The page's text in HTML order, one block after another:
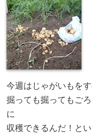
今週はじゃがいもを
掘っても掘ってもご
に
収穫できるんだ！とい